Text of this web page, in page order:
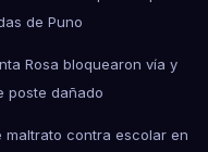
de Puno
Rosa bloquearon vía y
poste dañado
contra escolar en